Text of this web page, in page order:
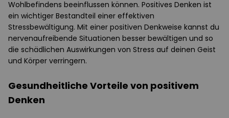
Wohlbefindens beeinflussen können. Positives Denken ist
ein wichtiger Bestandteil einer effektiven
Stressbewältigung. Mit einer positiven Denkweise kannst du
nervenaufreibende Situationen besser bewältigen und so
die schädlichen Auswirkungen von Stress auf deinen Geist
und Körper verringern.
Gesundheitliche Vorteile von positivem
Denken